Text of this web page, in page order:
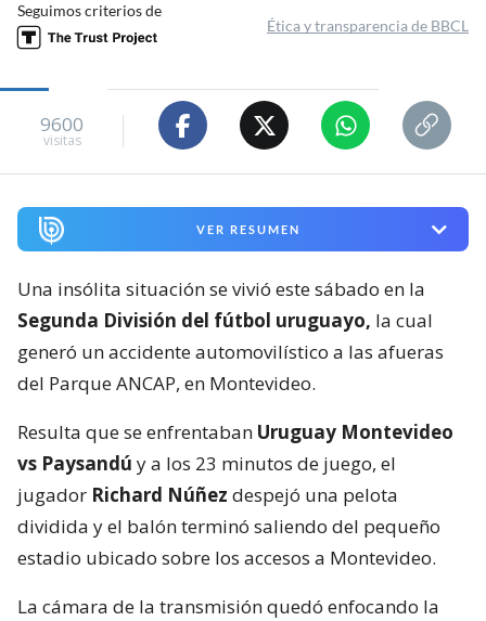
Seguimos criterios de
Ética y transparencia de BBCL
9600
visitas
VER RESUMEN
Una insólita situación se vivió este sábado en la
Segunda División del fútbol uruguayo, la cual
generó un accidente automovilístico a las afueras
del Parque ANCAP, en Montevideo.
Resulta que se enfrentaban Uruguay Montevideo
vs Paysandú y a los 23 minutos de juego, el
jugador Richard Núñez despejó una pelota
dividida y el balón terminó saliendo del pequeño
estadio ubicado sobre los accesos a Montevideo.
La cámara de la transmisión quedó enfocando la